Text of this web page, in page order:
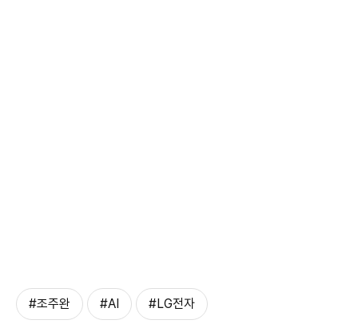
#조주완 #AI #LG전자